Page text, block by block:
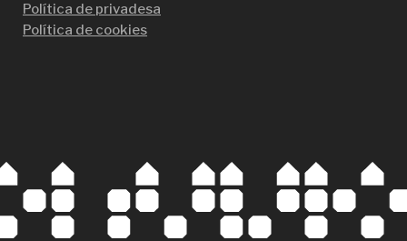
Política de privadesa
Política de cookies